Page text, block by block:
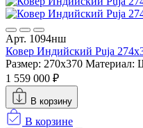
Арт. 1094нш
Ковер Индийский Puja
Размер: 270x370 Материал:
1 559 000 ₽
В корзину
В корзине